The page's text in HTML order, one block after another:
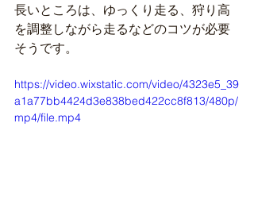
長いところは、ゆっくり走る、狩り高
を調整しながら走るなどのコツが必要
そうです。
https://video.wixstatic.com/video/4323e5_39
a1a77bb4424d3e838bed422cc8f813/480p/
mp4/file.mp4